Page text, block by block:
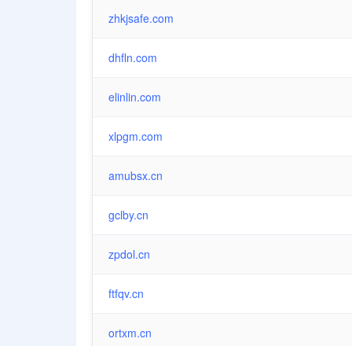
zhkjsafe.com
dhfln.com
elinlin.com
xlpgm.com
amubsx.cn
gclby.cn
zpdol.cn
ftfqv.cn
ortxm.cn